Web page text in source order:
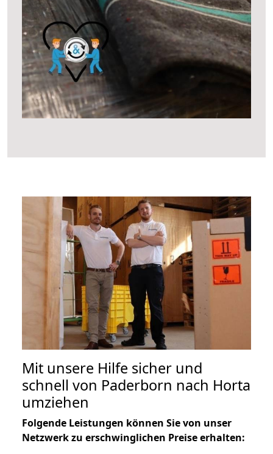
Mit unsere Hilfe sicher und
schnell von Paderborn nach Horta
umziehen
Folgende Leistungen können Sie von unser
Netzwerk zu erschwinglichen Preise erhalten: